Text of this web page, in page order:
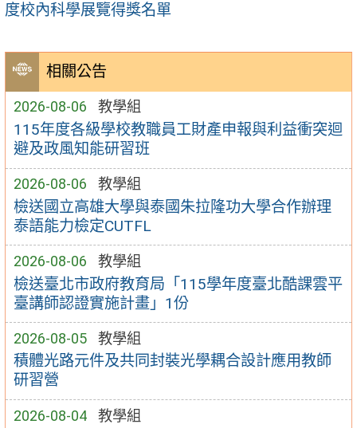
相關公告
2026-08-06 教學組
115年度各級學校教職員工財產申報與利益衝突迴
避及政風知能研習班
2026-08-06 教學組
檢送國立高雄大學與泰國朱拉隆功大學合作辦理
泰語能力檢定CUTFL
2026-08-06 教學組
檢送臺北市政府教育局「115學年度臺北酷課雲平
臺講師認證實施計畫」1份
2026-08-05 教學組
積體光路元件及共同封裝光學耦合設計應用教師
研習營
2026-08-04 教學組
度校內科學展覽得獎名單